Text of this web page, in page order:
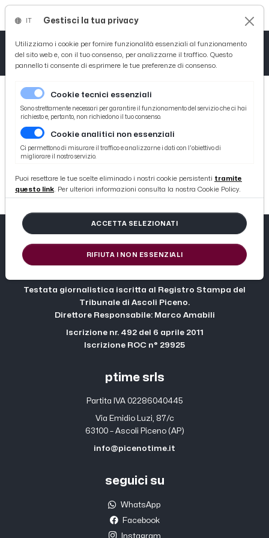
404
Testata giornalistica iscritta al Registro Stampa del
Tribunale di Ascoli Piceno.
Direttore Responsabile: Marco Amabili
Iscrizione nr. 492 del 6 aprile 2011
Iscrizione ROC n° 29925
ptime srls
Partita IVA 02286040445
Via Emidio Luzi, 87/c
63100 – Ascoli Piceno (AP)
info@picenotime.it
seguici su
WhatsApp
Facebook
Instagram
Gestisci la tua privacy
Utilizziamo i cookie per fornire funzionalità essenziali al funzionamento
del sito web e, con il tuo consenso, per analizzarne il traffico. Questo
pannello ti consente di esprimere le tue preferenze di consenso.
Cookie tecnici essenziali
Sono strettamente necessari per garantire il funzionamento del servizio che ci hai
richiesto e, pertanto, non richiedono il tuo consenso.
Cookie analitici non essenziali
Ci permettono di misurare il traffico e analizzarne i dati con l'obiettivo di
migliorare il nostro servizio.
Puoi resettare le tue scelte eliminado i nostri cookie persistenti tramite
questo link. Per ulteriori informazioni consulta la nostra Cookie Policy.
ACCETTA SELEZIONATI
RIFIUTA I NON ESSENZIALI
Tutto News
Tutto Sport
Basket
Ciclismo
Tutto Curiosità